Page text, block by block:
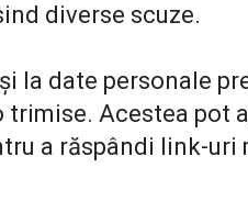
diverse scuze.
la date personale
Acestea pot
a răspândi link-uri